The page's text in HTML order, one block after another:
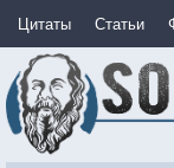
Цитаты Статьи